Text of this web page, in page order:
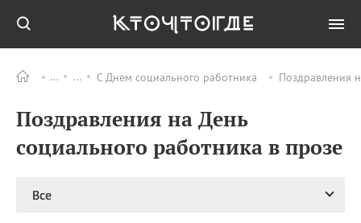
С Днем социального работника Поздравления
Поздравления на День
социального работника в прозе
Все
ПРАЗДНИКИ Все
09.08
День памяти
великомученика и
целителя Пантелеимона
Николая Чудотворца